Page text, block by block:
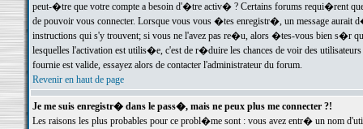
peut-�tre que votre compte a besoin d'�tre activ� ? Certains forums requi�rent
de pouvoir vous connecter. Lorsque vous vous �tes enregistr�, un message aurait
instructions qui s'y trouvent; si vous ne l'avez pas re�u, alors �tes-vous bien s�r
lesquelles l'activation est utilis�e, c'est de r�duire les chances de voir des
fournie est valide, essayez alors de contacter l'administrateur du forum.
Revenir en haut de page
Je me suis enregistr� dans le pass�, mais ne peux plus me connecter ?!
Les raisons les plus probables pour ce probl�me sont : vous avez entr� un nom